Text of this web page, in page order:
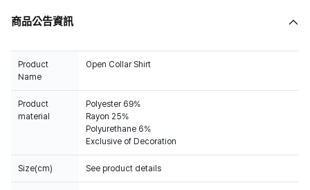
商品公告資訊
Product
Name
Open Collar Shirt
Product
material
Polyester 69%
Rayon 25%
Polyurethane 6%
Exclusive of Decoration
Size(cm) See product details